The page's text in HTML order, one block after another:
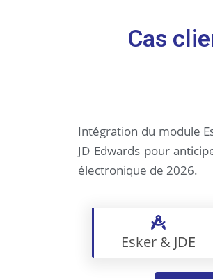
Cas
Intégration du module
JD Edwards pour
électronique de 2026.
Esker & JDE